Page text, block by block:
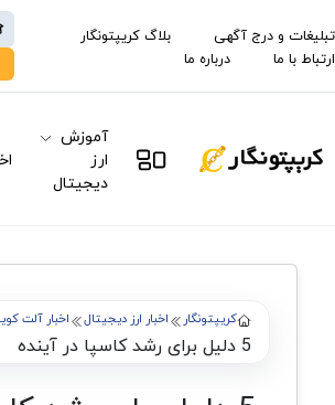
تبلیغات و درج آگهی
بلاگ کریپتونگار
ارتباط با ما
درباره ما
آموزش
ارز
دیجیتال
کریپتونگار اخبار ارز دیجیتال اخبار آلت
5 دلیل برای رشد کاسپا در آینده